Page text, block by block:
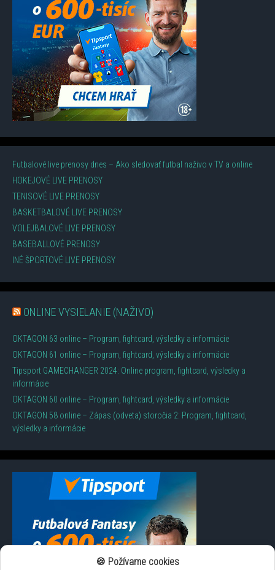
🍪 Požívame cookies
Futbalové live prenosy dnes – Ako sledovať futbal naživo v TV a online
HOKEJOVÉ LIVE PRENOSY
TENISOVÉ LIVE PRENOSY
BASKETBALOVÉ LIVE PRENOSY
VOLEJBALOVÉ LIVE PRENOSY
BASEBALLOVÉ PRENOSY
INÉ ŠPORTOVÉ LIVE PRENOSY
ONLINE VYSIELANIE (NAŽIVO)
OKTAGON 63 online – Program, fightcard, výsledky a informácie
OKTAGON 61 online – Program, fightcard, výsledky a informácie
Tipsport GAMECHANGER 2024: Online program, fightcard, výsledky a
informácie
OKTAGON 60 online – Program, fightcard, výsledky a informácie
OKTAGON 58 online – Zápas (odveta) storočia 2: Program, fightcard,
výsledky a informácie